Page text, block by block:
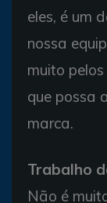
eles, é um
nossa
muito
que possa
marca.
Trabalho
Não é